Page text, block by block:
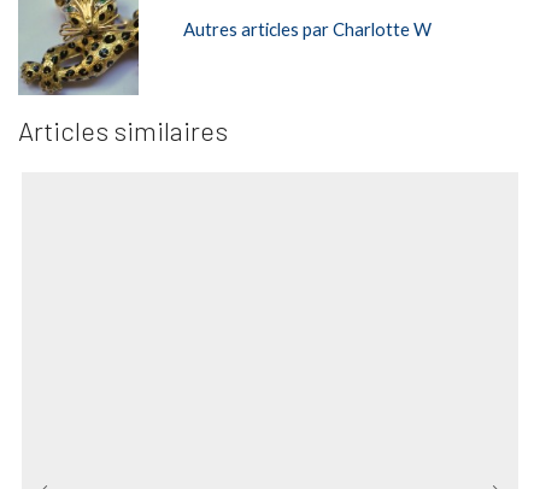
Autres articles par Charlotte W
Articles similaires